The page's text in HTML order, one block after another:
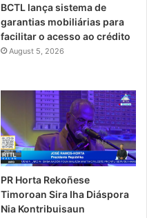
BCTL lança sistema de
garantias mobiliárias para
facilitar o acesso ao crédito
August 5, 2026
PR Horta Rekoñese
Timoroan Sira Iha Diáspora
Nia Kontribuisaun